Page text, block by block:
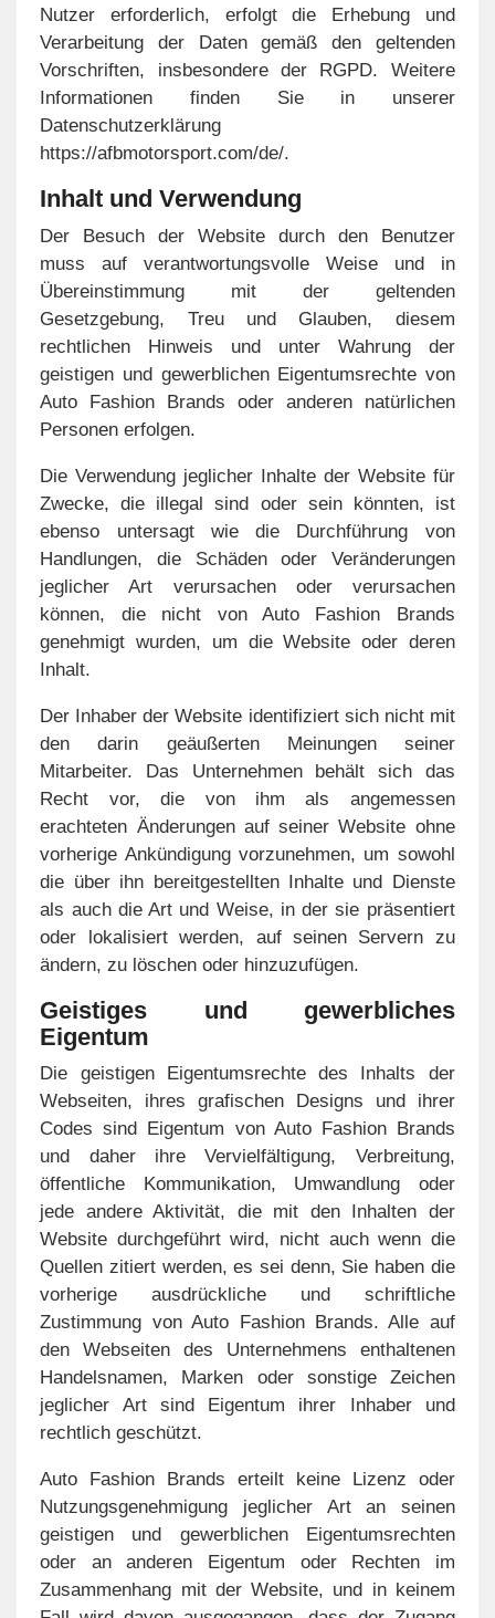
Nutzer erforderlich, erfolgt die Erhebung und
Verarbeitung der Daten gemäß den geltenden
Vorschriften, insbesondere der RGPD. Weitere
Informationen finden Sie in unserer
Datenschutzerklärung
https://afbmotorsport.com/de/.
Inhalt und Verwendung
Der Besuch der Website durch den Benutzer
muss auf verantwortungsvolle Weise und in
Übereinstimmung mit der geltenden
Gesetzgebung, Treu und Glauben, diesem
rechtlichen Hinweis und unter Wahrung der
geistigen und gewerblichen Eigentumsrechte von
Auto Fashion Brands oder anderen natürlichen
Personen erfolgen.
Die Verwendung jeglicher Inhalte der Website für
Zwecke, die illegal sind oder sein könnten, ist
ebenso untersagt wie die Durchführung von
Handlungen, die Schäden oder Veränderungen
jeglicher Art verursachen oder verursachen
können, die nicht von Auto Fashion Brands
genehmigt wurden, um die Website oder deren
Inhalt.
Der Inhaber der Website identifiziert sich nicht mit
den darin geäußerten Meinungen seiner
Mitarbeiter. Das Unternehmen behält sich das
Recht vor, die von ihm als angemessen
erachteten Änderungen auf seiner Website ohne
vorherige Ankündigung vorzunehmen, um sowohl
die über ihn bereitgestellten Inhalte und Dienste
als auch die Art und Weise, in der sie präsentiert
oder lokalisiert werden, auf seinen Servern zu
ändern, zu löschen oder hinzuzufügen.
Geistiges und gewerbliches
Eigentum
Die geistigen Eigentumsrechte des Inhalts der
Webseiten, ihres grafischen Designs und ihrer
Codes sind Eigentum von Auto Fashion Brands
und daher ihre Vervielfältigung, Verbreitung,
öffentliche Kommunikation, Umwandlung oder
jede andere Aktivität, die mit den Inhalten der
Website durchgeführt wird, nicht auch wenn die
Quellen zitiert werden, es sei denn, Sie haben die
vorherige ausdrückliche und schriftliche
Zustimmung von Auto Fashion Brands. Alle auf
den Webseiten des Unternehmens enthaltenen
Handelsnamen, Marken oder sonstige Zeichen
jeglicher Art sind Eigentum ihrer Inhaber und
rechtlich geschützt.
Auto Fashion Brands erteilt keine Lizenz oder
Nutzungsgenehmigung jeglicher Art an seinen
geistigen und gewerblichen Eigentumsrechten
oder an anderen Eigentum oder Rechten im
Zusammenhang mit der Website, und in keinem